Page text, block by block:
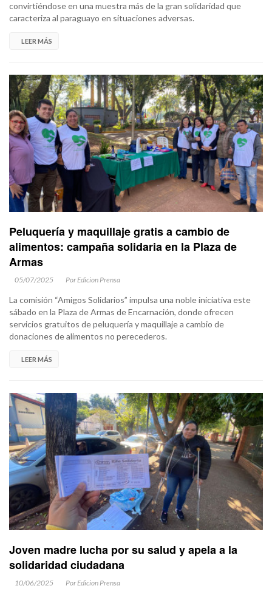
convirtiéndose en una muestra más de la gran solidaridad que
caracteriza al paraguayo en situaciones adversas.
LEER MÁS
Peluquería y maquillaje gratis a cambio de
alimentos: campaña solidaria en la Plaza de
Armas
05/07/2025 Por Edicion Prensa
La comisión “Amigos Solidarios” impulsa una noble iniciativa este
sábado en la Plaza de Armas de Encarnación, donde ofrecen
servicios gratuitos de peluquería y maquillaje a cambio de
donaciones de alimentos no perecederos.
LEER MÁS
Joven madre lucha por su salud y apela a la
solidaridad ciudadana
10/06/2025 Por Edicion Prensa